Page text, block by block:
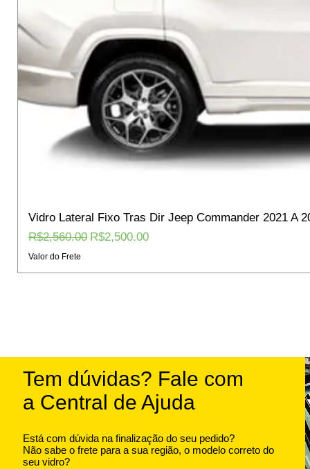
Vidro Lateral Fixo Tras Dir Jeep Commander 2021 A
Regular Price
R$2,560.00 Sale Price
R$2,500.00
Valor do Frete
Tem dúvidas? Fale com
a Central de Ajuda
Está com dúvida na finalização do seu pedido?
Não sabe o frete para a sua região, o modelo correto do
seu vidro?